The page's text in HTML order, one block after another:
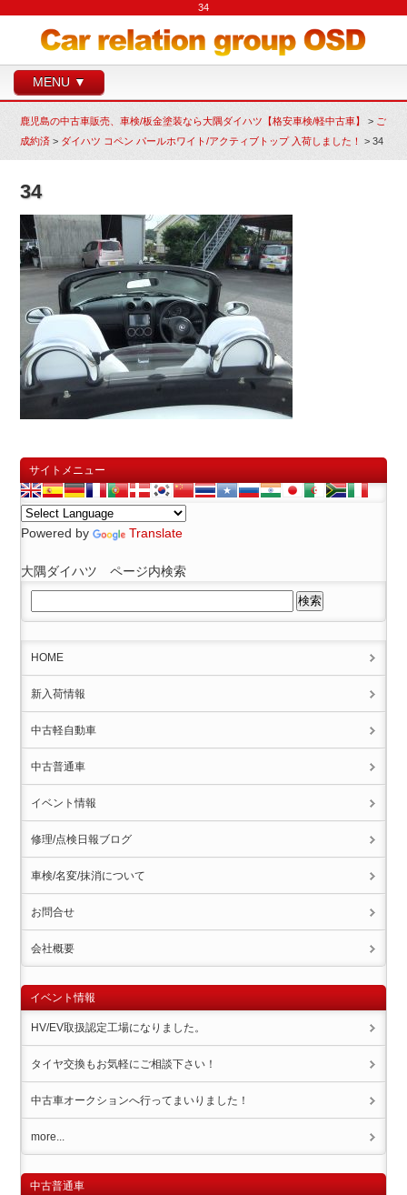
34
MENU ▼
鹿児島の中古車販売、車検/板金塗装なら大隅ダイハツ【格安車検/軽中古車】 > ご
成約済 > ダイハツ コペン パールホワイト/アクティブトップ 入荷しました！ >34
34
サイトメニュー
Powered by Translate
大隅ダイハツ ページ内検索
HOME
新入荷情報
中古軽自動車
中古普通車
イベント情報
修理/点検日報ブログ
車検/名変/抹消について
お問合せ
会社概要
イベント情報
HV/EV取扱認定工場になりました。
タイヤ交換もお気軽にご相談下さい！
中古車オークションへ行ってまいりました！
more...
中古普通車